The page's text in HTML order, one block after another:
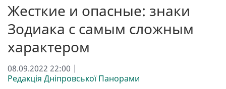
Жесткие и опасные: знаки
Зодиака с самым сложным
характером
08.09.2022 22:00 |
Редакція Дніпровської Панорами